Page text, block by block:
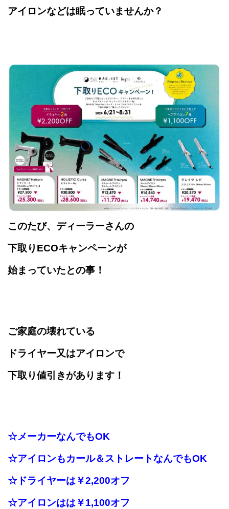
アイロンなどは眠っていませんか？
このたび、ディーラーさんの
下取りECOキャンペーンが
始まっていたとの事！
ご家庭の壊れている
ドライヤー又はアイロンで
下取り値引きがあります！
☆メーカーなんでもOK
☆アイロンもカール＆ストレートなんでもOK
☆ドライヤーは￥2,200オフ
☆アイロンはは￥1,100オフ